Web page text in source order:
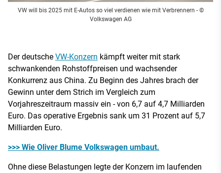
VW will bis 2025 mit E-Autos so viel verdienen wie mit Verbrennern - ©
Volkswagen AG
Der deutsche VW-Konzern kämpft weiter mit stark
schwankenden Rohstoffpreisen und wachsender
Konkurrenz aus China. Zu Beginn des Jahres brach der
Gewinn unter dem Strich im Vergleich zum
Vorjahreszeitraum massiv ein - von 6,7 auf 4,7 Milliarden
Euro. Das operative Ergebnis sank um 31 Prozent auf 5,7
Milliarden Euro.
>>> Wie Oliver Blume Volkswagen umbaut.
Ohne diese Belastungen legte der Konzern im laufenden